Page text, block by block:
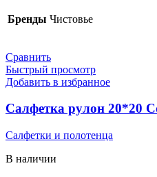
сложение
20*20
100
шт.
Чистовье
Бренды Чистовье
Сравнить
Быстрый просмотр
Добавить в избранное
Салфетка рулон 20*20
Салфетки и полотенца
В наличии